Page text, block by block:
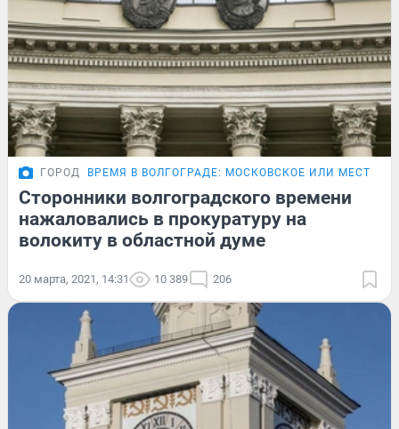
ГОРОД ВРЕМЯ В ВОЛГОГРАДЕ: МОСКОВСКОЕ ИЛИ
Сторонники волгоградского времени
нажаловались в прокуратуру на
волокиту в областной думе
20 марта, 2021, 14:31 10 389 206